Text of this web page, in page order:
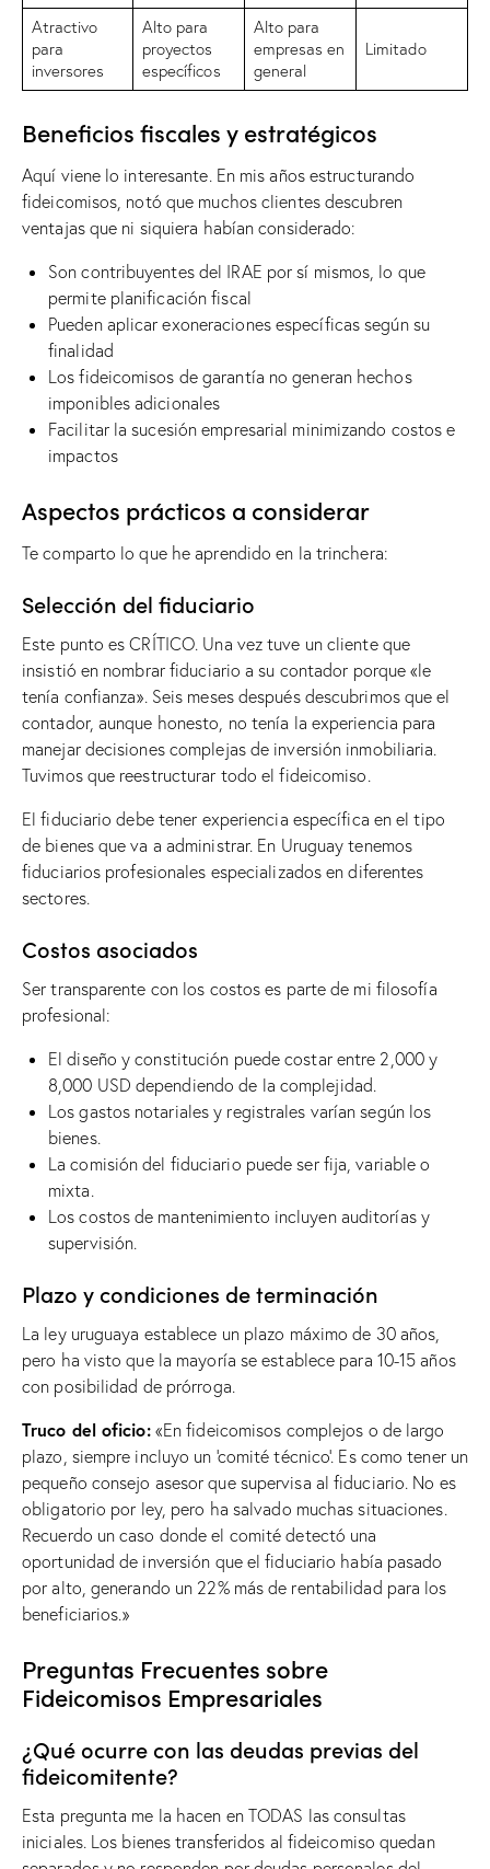
Atractivo
para
inversores
Alto para
proyectos
específicos
Alto para
empresas en
general
Limitado
Beneficios fiscales y estratégicos
Aquí viene lo interesante. En mis años estructurando
fideicomisos, notó que muchos clientes descubren
ventajas que ni siquiera habían considerado:
Son contribuyentes del IRAE por sí mismos, lo que
permite planificación fiscal
Pueden aplicar exoneraciones específicas según su
finalidad
Los fideicomisos de garantía no generan hechos
imponibles adicionales
Facilitar la sucesión empresarial minimizando costos e
impactos
Aspectos prácticos a considerar
Te comparto lo que he aprendido en la trinchera:
Selección del fiduciario
Este punto es CRÍTICO. Una vez tuve un cliente que
insistió en nombrar fiduciario a su contador porque «le
tenía confianza». Seis meses después descubrimos que el
contador, aunque honesto, no tenía la experiencia para
manejar decisiones complejas de inversión inmobiliaria.
Tuvimos que reestructurar todo el fideicomiso.
El fiduciario debe tener experiencia específica en el tipo
de bienes que va a administrar. En Uruguay tenemos
fiduciarios profesionales especializados en diferentes
sectores.
Costos asociados
Ser transparente con los costos es parte de mi filosofía
profesional:
El diseño y constitución puede costar entre 2,000 y
8,000 USD dependiendo de la complejidad.
Los gastos notariales y registrales varían según los
bienes.
La comisión del fiduciario puede ser fija, variable o
mixta.
Los costos de mantenimiento incluyen auditorías y
supervisión.
Plazo y condiciones de terminación
La ley uruguaya establece un plazo máximo de 30 años,
pero ha visto que la mayoría se establece para 10-15 años
con posibilidad de prórroga.
Truco del oficio:«En fideicomisos complejos o de largo
plazo, siempre incluyo un ‘comité técnico’. Es como tener un
pequeño consejo asesor que supervisa al fiduciario. No es
obligatorio por ley, pero ha salvado muchas situaciones.
Recuerdo un caso donde el comité detectó una
oportunidad de inversión que el fiduciario había pasado
por alto, generando un 22% más de rentabilidad para los
beneficiarios.»
Preguntas Frecuentes sobre
Fideicomisos Empresariales
¿Qué ocurre con las deudas previas del
fideicomitente?
Esta pregunta me la hacen en TODAS las consultas
iniciales. Los bienes transferidos al fideicomiso quedan